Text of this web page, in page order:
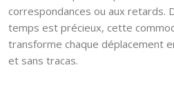
correspondances ou aux retards.
temps est précieux, cette
transforme chaque déplacement
et sans tracas.